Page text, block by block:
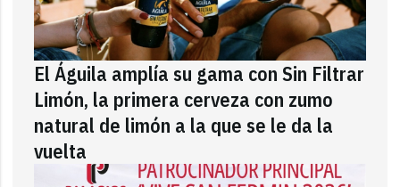
El Águila amplía su gama con Sin Filtrar
Limón, la primera cerveza con zumo
natural de limón a la que se le da la
vuelta